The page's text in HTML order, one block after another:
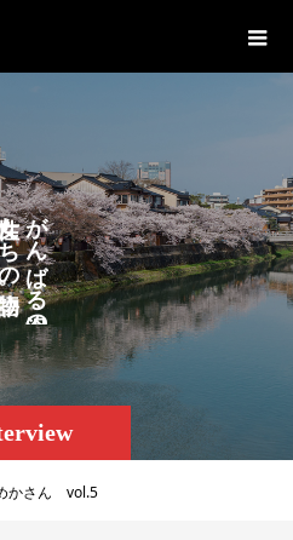
が
ん
ば
る
の
かさん vol.5